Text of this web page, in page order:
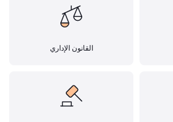
القانون الإداري